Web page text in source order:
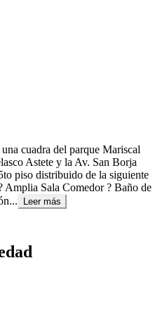
cuadra del parque Mariscal
Astete y la Av. San Borja
piso distribuido de la siguiente
Amplia Sala Comedor ? Baño de
Leer más